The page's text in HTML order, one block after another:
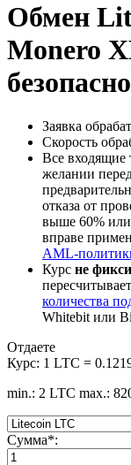
Обмен
Monero
безопасно
Заявка
Скорость
Все входящие
желании
отказа от
выше 60% или
вправе
AML-
Курс не
количества
Whitebit или
Отдаете
Курс: 1 LTC =
min.: 2 LTC max.:
Сумма*: